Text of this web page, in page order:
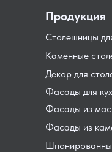
Фасады для
Каменные
Столешницы
Декор для
Фасады из
Фасады из
Продукция